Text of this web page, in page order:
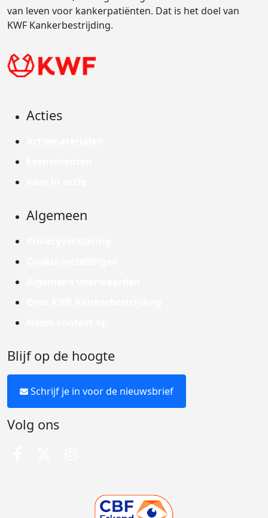
van leven voor kankerpatiënten. Dat is het doel van
KWF Kankerbestrijding.
Acties
Algemeen
Blijf op de hoogte
Schrijf je in voor de nieuwsbrief
Volg ons